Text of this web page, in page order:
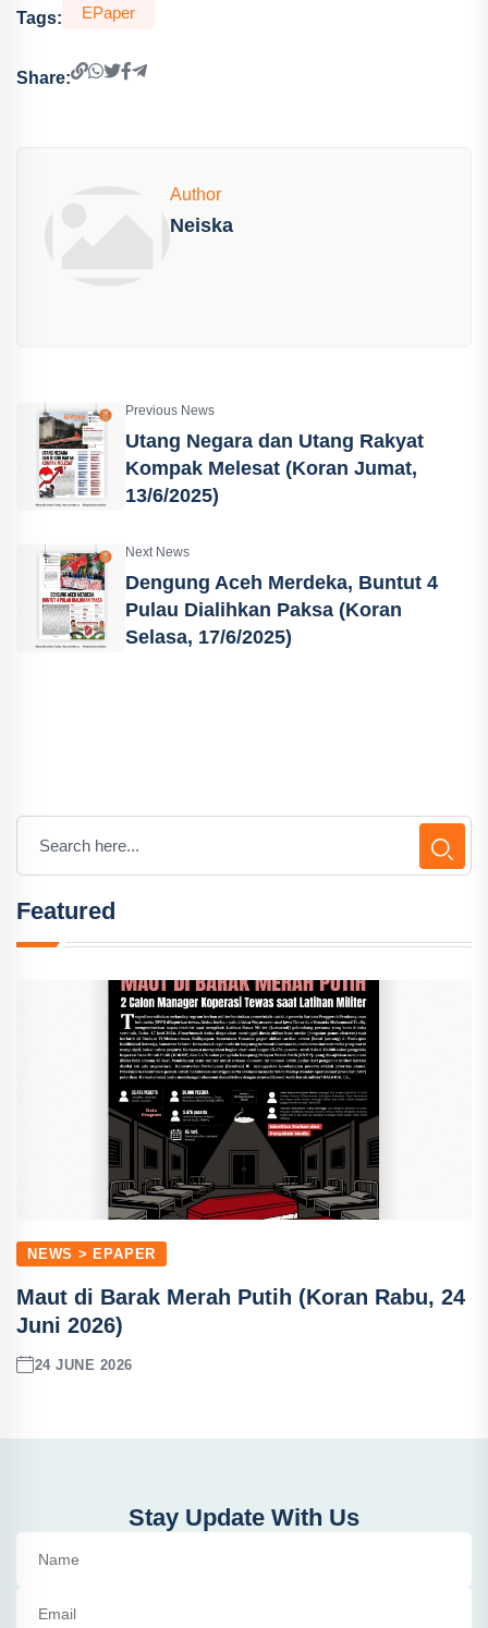
Tags: EPaper
Share:
Author
Neiska
Previous News
Utang Negara dan Utang Rakyat
Kompak Melesat (Koran Jumat,
13/6/2025)
Next News
Dengung Aceh Merdeka, Buntut 4
Pulau Dialihkan Paksa (Koran
Selasa, 17/6/2025)
Featured
NEWS > EPAPER
Maut di Barak Merah Putih (Koran Rabu, 24
Juni 2026)
24 JUNE 2026
Stay Update With Us